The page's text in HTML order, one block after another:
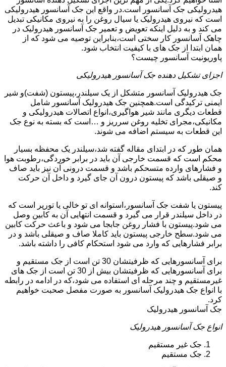
هیدرولیکی جک آسانسور است.در واقع این جک آسانسور هیدرولیکی
است که نیروی هیدرولیک یا سیال روغن را به نیروی مکانیکی تبدیل
می کند و به دلیل اینکه تعویض و تعمیر جک آسانسور هیدرولیک در
چاهک آسانسور کار سختی است،بنابراین توصیه می شود که از
همان ابتدا از جک های با کیفیت انتخاب شود.
پاوریونیت آسانسور چیست؟
اجزای تشکیل دهنده جک آسانسور هیدرولیکی
جک هیدرولیک آسانسور متشکل از یک سیلندر،پیستون (شفت)و شیر
ایمنی ترکیدگی است.همچنین جک هیدرولیک آسانسور شامل
قطعات دیگری مانند شیر هواگیری،انواع اتصالات هیدرولیکی و
مکانیکی،مجرای تخلیه روغن سرریز و …است که بسته به نوع جک
این قطعات به سیستم اضافه می شوند.
همان طور که در ابتدای مقاله گفته شد،سیلندر یک محفظه بسیار
محکم است که قسمت خارجی آن باید در برابر خوردگی،رطوبت هوا
و فشارهای وارده متسحکم باشد و قسمت درونی آن نیز باید صاف
و صیقلی باشد که پیستون درون آن جای گیرد و داخل آن حرکت
کند.
پیستون یا شفت جک آسانسور،استوانه ای تو خالی یا تورپر است که
در داخل سیلندر قرار می گیرد و قسمت انتهایی آن به کابین وصل
می شود.پیستون با فشار روغن جابجا می شود و باعث حرکت کابین
می شود.سطح خارجی پیستون باید کاملا صاف و صیقلی باشد و در
برابر فشارهایی که وارد می شود استحکام کافی را داشته باشد.
برای آسانسورهایی که ظرفیتشان 30 تن است از جک مستقیم و
برای آسانسورهایی که ظرفیتشان بیش از 30 تن است از جک های
غیرمستقیم و چند مرحله ای استفاده می شود،که در ادامه در رابطه
با انواع جک هیدرولیک آسانسور به صورت مفصل صحبت خواهیم
کرد.
جک آسانسور هیدرولیک
انواع جک آسانسور هیدرولیک
جک غیر مستقیم
جک مستقیم